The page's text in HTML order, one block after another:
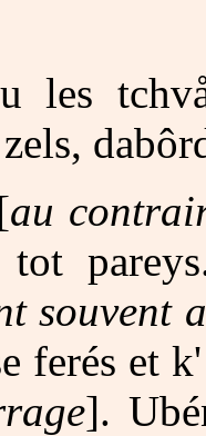
les
au
tot
souvent
ferés et
].